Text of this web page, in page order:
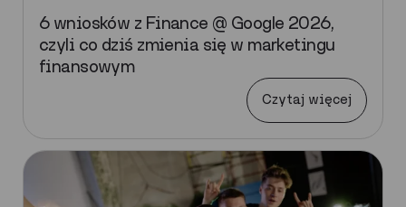
6 wniosków z Finance @ Google 2026,
czyli co dziś zmienia się w marketingu
finansowym
Czytaj więcej